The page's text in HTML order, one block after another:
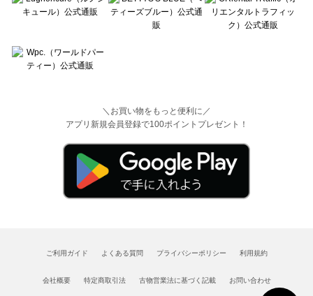
＼お買い物をもっと便利に／
アプリ新規会員登録で100ポイントプレゼント！
ご利用ガイド よくある質問 プライバシーポリシー 利用規約
会社概要 特定商取引法 古物営業法に基づく記載 お問い合わせ